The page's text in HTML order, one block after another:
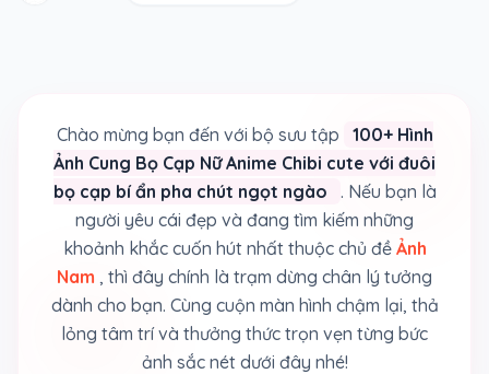
Chào mừng bạn đến với bộ sưu tập
100+ Hình
Ảnh Cung Bọ Cạp Nữ Anime Chibi cute với đuôi
bọ cạp bí ẩn pha chút ngọt ngào
. Nếu bạn là
người yêu cái đẹp và đang tìm kiếm những
khoảnh khắc cuốn hút nhất thuộc chủ đề Ảnh
Nam , thì đây chính là trạm dừng chân lý tưởng
dành cho bạn. Cùng cuộn màn hình chậm lại, thả
lỏng tâm trí và thưởng thức trọn vẹn từng bức
ảnh sắc nét dưới đây nhé!